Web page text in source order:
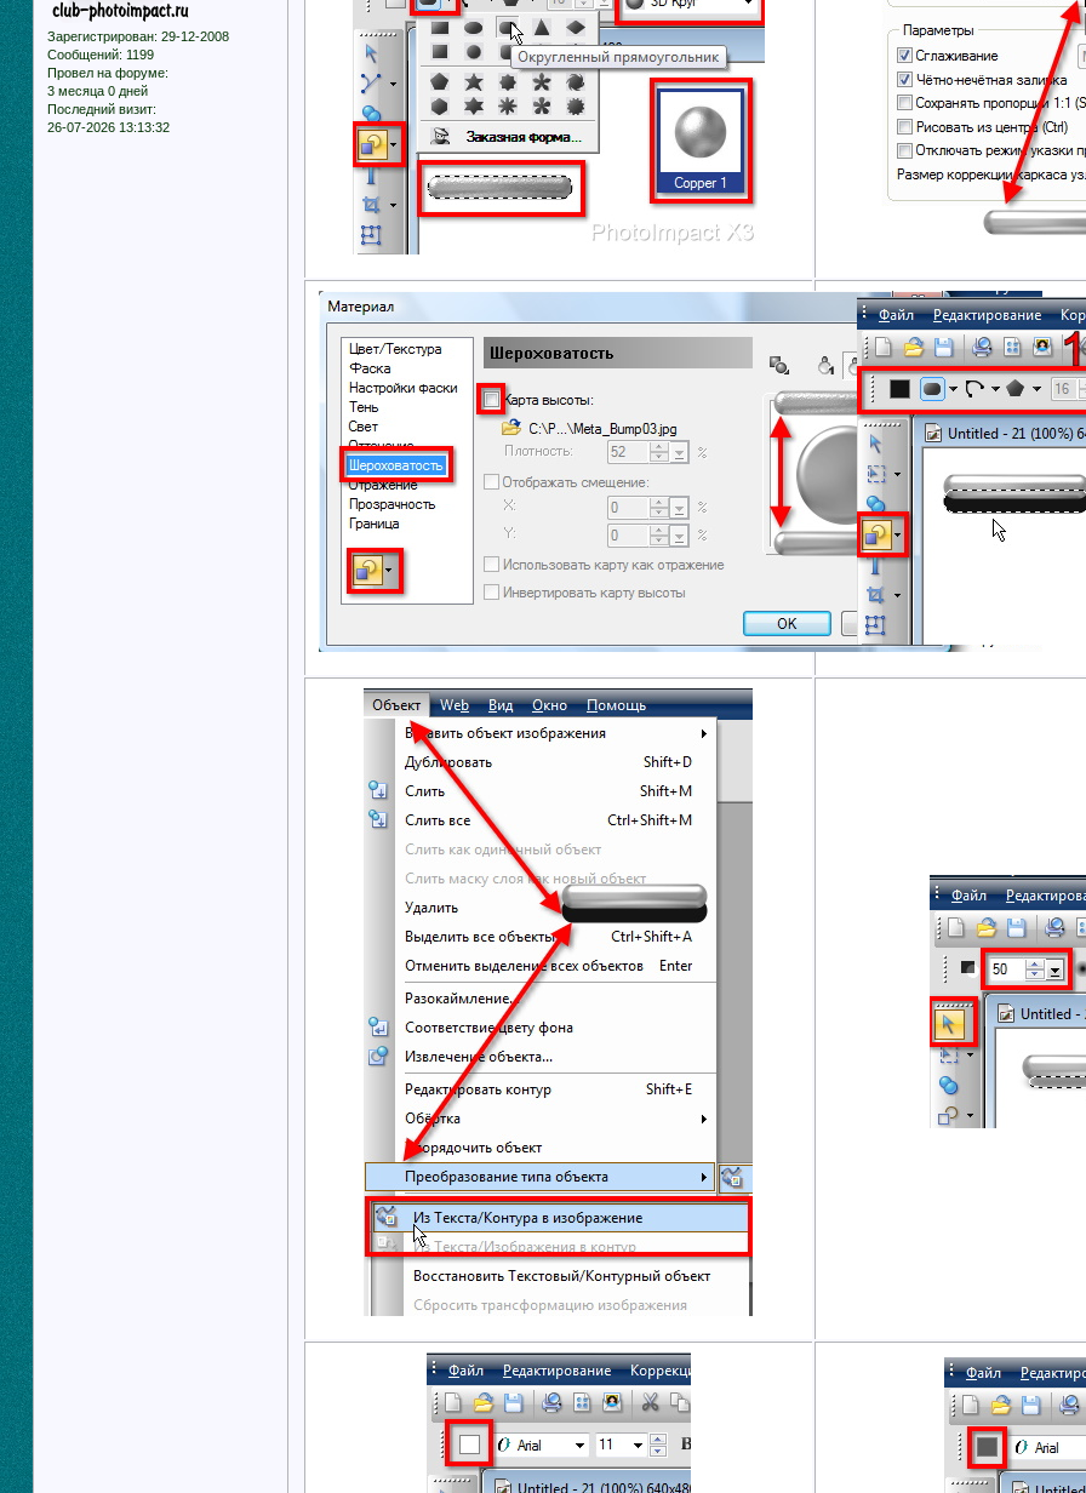
Зарегистрирован: 29-12-2008
Сообщений: 1199
Провел на форуме:
3 месяца 0 дней
Последний визит:
26-07-2026 13:13:32